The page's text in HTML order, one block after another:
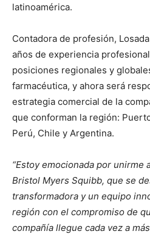
latinoamérica.
Contadora de profesión,
años de experiencia
posiciones regionales y
farmacéutica, y ahora será
estrategia comercial de la
que conforman la región:
Perú, Chile y Argentina.
“Estoy emocionada por unirme
Bristol Myers Squibb, que se
transformadora y un equipo
región con el compromiso de
compañía llegue cada vez a